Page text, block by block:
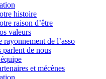
histoire
raison d’être
valeurs
rayonnement de l’asso
parlent de nous
et mécènes